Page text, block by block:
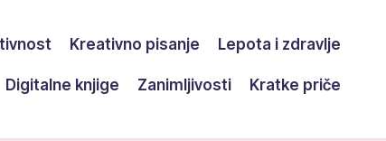
Kreativno pisanje Lepota i zdravlje
Digitalne knjige Zanimljivosti Kratke priče